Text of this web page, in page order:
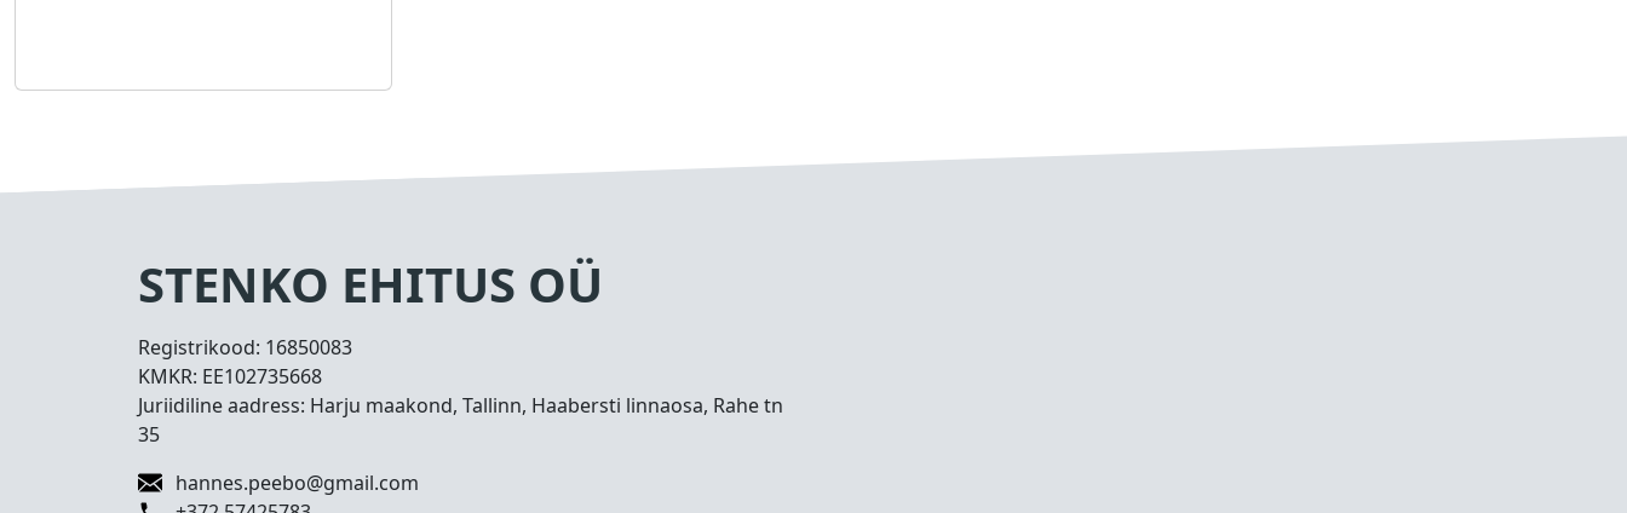
STENKO EHITUS OÜ
Registrikood: 16850083
KMKR: EE102735668
Juriidiline aadress: Harju maakond, Tallinn, Haabersti linnaosa, Rahe tn
35
hannes.peebo@gmail.com